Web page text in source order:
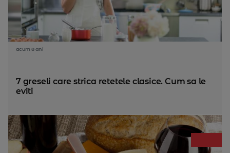
acum 8 ani
7 greseli care strica retetele clasice. Cum sa le
eviti